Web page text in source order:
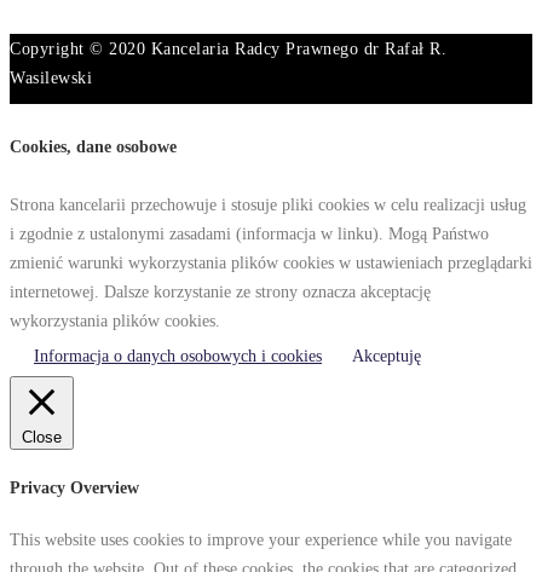
Copyright © 2020 Kancelaria Radcy Prawnego dr Rafał R.
Wasilewski
Cookies, dane osobowe
Strona kancelarii przechowuje i stosuje pliki cookies w celu realizacji usług
i zgodnie z ustalonymi zasadami (informacja w linku). Mogą Państwo
zmienić warunki wykorzystania plików cookies w ustawieniach przeglądarki
internetowej. Dalsze korzystanie ze strony oznacza akceptację
wykorzystania plików cookies.
Informacja o danych osobowych i cookies
Akceptuję
Close
Privacy Overview
This website uses cookies to improve your experience while you navigate